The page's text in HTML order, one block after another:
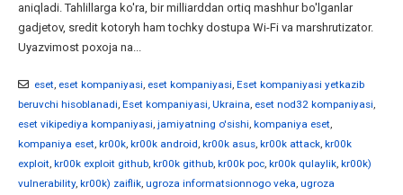
aniqladi. Tahlillarga ko'ra, bir milliarddan ortiq mashhur bo'lganlar
gadjetov, sredit kotoryh ham tochky dostupa Wi-Fi va marshrutizator.
Uyazvimost poxoja na...
eset eset kompaniyasi eset kompaniyasi Eset kompaniyasi yetkazib
beruvchi hisoblanadi Eset kompaniyasi, Ukraina eset nod32 kompaniyasi
eset vikipediya kompaniyasi jamiyatning o'sishi kompaniya eset
kompaniya eset kr00k kr00k android kr00k asus kr00k attack kr00k
exploit kr00k exploit github kr00k github kr00k poc kr00k qulaylik kr00k)
vulnerability, kr00k) zaiflik ugroza informatsionnogo veka ugroza